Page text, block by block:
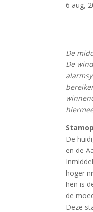
6 aug,
De
De
De
en de
hoger
hen is
de
Deze